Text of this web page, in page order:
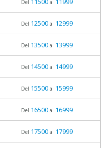
Del al
Del 12500al 12999
Del 13500al 13999
Del 14500al 14999
Del 15500al 15999
Del 16500al 16999
Del 17500al 17999